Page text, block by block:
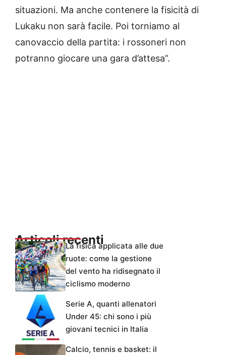
situazioni. Ma anche contenere la fisicità di
Lukaku non sarà facile. Poi torniamo al
canovaccio della partita: i rossoneri non
potranno giocare una gara d’attesa”.
Articoli recentiLa fisica applicata alle due
ruote: come la gestione
del vento ha ridisegnato il
ciclismo moderno
Serie A, quanti allenatori
Under 45: chi sono i più
giovani tecnici in Italia
Calcio, tennis e basket: il